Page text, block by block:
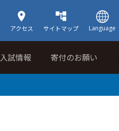
アクセス サイトマップ Language
入試情報 寄付のお願い